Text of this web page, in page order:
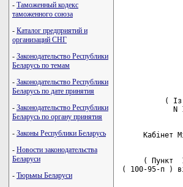
- Таможенный кодекс
таможенного союза
- Каталог предприятий и
организаций СНГ
- Законодательство Республики
Беларусь по темам
- Законодательство Республики
Беларусь по дате принятия
- Законодательство Республики
Беларусь по органу принятия
- Законы Республики Беларусь
- Новости законодательства
Беларуси
- Тюрьмы Беларуси
(
N
Кабінет
( Пункт
( 100-95-п )